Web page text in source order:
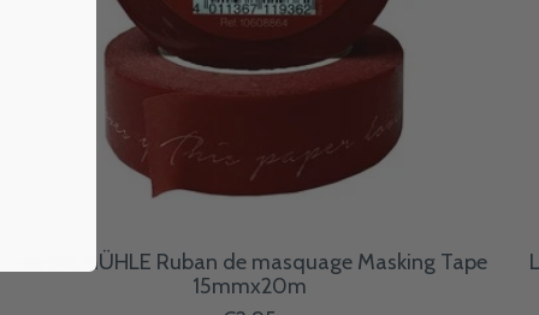
HAHNEMÜHLE Ruban de masquage Masking Tape
15mmx20m